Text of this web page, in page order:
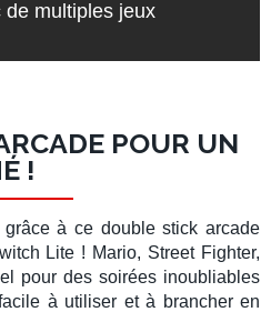
multiples jeux
POUR UN
!
grâce à ce double stick arcade
Lite ! Mario, Street Fighter,
pour des soirées inoubliables
à utiliser et à brancher en